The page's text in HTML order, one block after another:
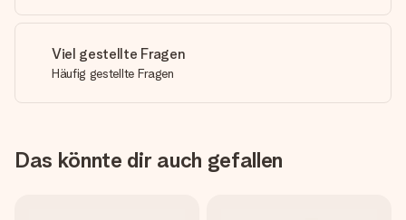
Viel gestellte Fragen
Häufig gestellte Fragen
Das könnte dir auch gefallen